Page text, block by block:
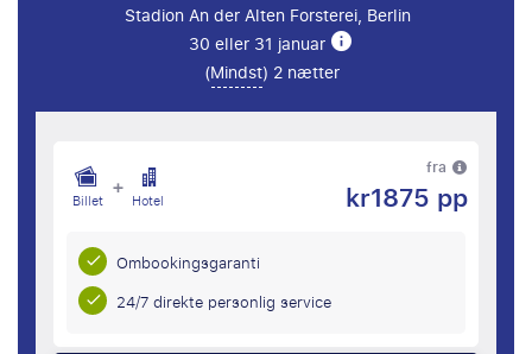
Stadion An der Alten Forsterei, Berlin
30 eller 31 januar
(Mindst) 2 nætter
Billet + Hotel
fra
kr1875 pp
Ombookingsgaranti
24/7 direkte personlig service